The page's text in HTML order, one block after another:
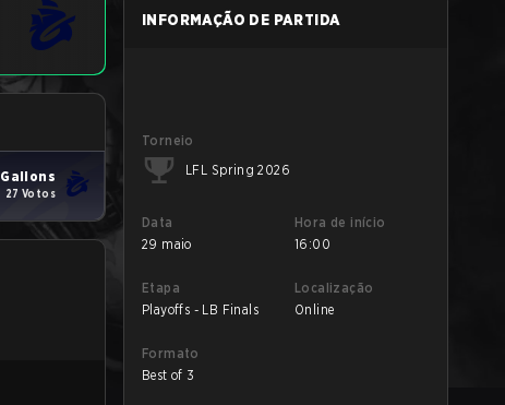
Galions
27 Votos
INFORMAÇÃO DE PARTIDA
Torneio
LFL Spring 2026
Data
29 maio
Hora de início
16:00
Etapa
Playoffs - LB Finals
Localização
Online
Formato
Best of 3